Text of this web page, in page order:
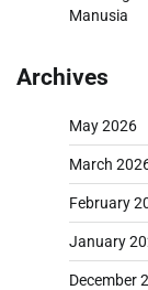
Manusia
Archives
May 2026
March
February
January
December